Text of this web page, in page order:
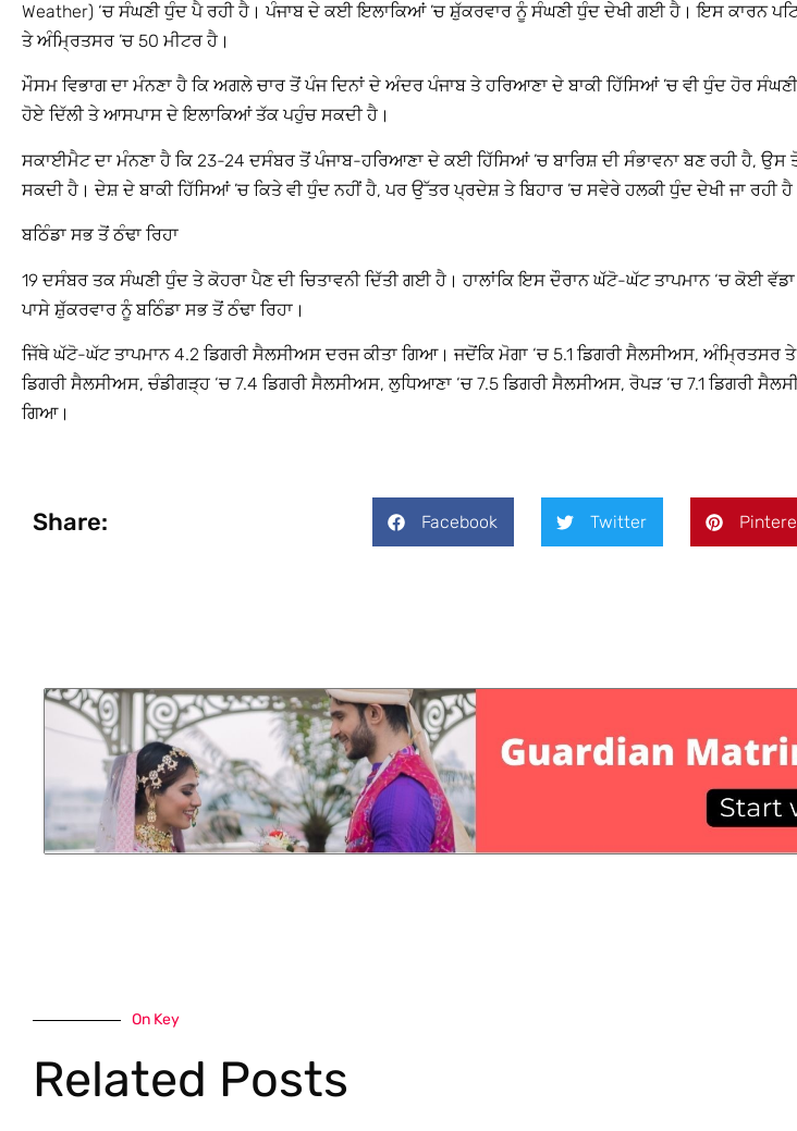
Weather) ‘ਚ ਸੰਘਣੀ ਧੁੰਦ ਪੈ ਰਹੀ ਹੈ। ਪੰਜਾਬ ਦੇ ਕਈ ਇਲਾਕਿਆਂ ’ਚ ਸ਼ੁੱਕਰਵਾਰ ਨੂੰ ਸੰਘਣੀ ਧੁੰਦ ਦੇਖੀ ਗਈ ਹੈ। ਇਸ ਕਾਰਨ
ਤੇ ਅੰਮ੍ਰਿਤਸਰ ’ਚ 50 ਮੀਟਰ ਹੈ।
ਮੌਸਮ ਵਿਭਾਗ ਦਾ ਮੰਨਣਾ ਹੈ ਕਿ ਅਗਲੇ ਚਾਰ ਤੋਂ ਪੰਜ ਦਿਨਾਂ ਦੇ ਅੰਦਰ ਪੰਜਾਬ ਤੇ ਹਰਿਆਣਾ ਦੇ ਬਾਕੀ ਹਿੱਸਿਆਂ ’ਚ ਵੀ ਧੁੰਦ ਹੋਰ
ਹੋਏ ਦਿੱਲੀ ਤੇ ਆਸਪਾਸ ਦੇ ਇਲਾਕਿਆਂ ਤੱਕ ਪਹੁੰਚ ਸਕਦੀ ਹੈ।
ਸਕਾਈਮੈਟ ਦਾ ਮੰਨਣਾ ਹੈ ਕਿ 23-24 ਦਸੰਬਰ ਤੋਂ ਪੰਜਾਬ-ਹਰਿਆਣਾ ਦੇ ਕਈ ਹਿੱਸਿਆਂ ’ਚ ਬਾਰਿਸ਼ ਦੀ ਸੰਭਾਵਨਾ ਬਣ ਰਹੀ ਹੈ, ਉਸ
ਸਕਦੀ ਹੈ। ਦੇਸ਼ ਦੇ ਬਾਕੀ ਹਿੱਸਿਆਂ ’ਚ ਕਿਤੇ ਵੀ ਧੁੰਦ ਨਹੀਂ ਹੈ, ਪਰ ਉੱਤਰ ਪ੍ਰਦੇਸ਼ ਤੇ ਬਿਹਾਰ ’ਚ ਸਵੇਰੇ ਹਲਕੀ ਧੁੰਦ ਦੇਖੀ ਜਾ ਰਹੀ
ਬਠਿੰਡਾ ਸਭ ਤੋਂ ਠੰਢਾ ਰਿਹਾ
19 ਦਸੰਬਰ ਤਕ ਸੰਘਣੀ ਧੁੰਦ ਤੇ ਕੋਹਰਾ ਪੈਣ ਦੀ ਚਿਤਾਵਨੀ ਦਿੱਤੀ ਗਈ ਹੈ। ਹਾਲਾਂਕਿ ਇਸ ਦੌਰਾਨ ਘੱਟੋ-ਘੱਟ ਤਾਪਮਾਨ ‘ਚ ਕੋਈ
ਪਾਸੇ ਸ਼ੁੱਕਰਵਾਰ ਨੂੰ ਬਠਿੰਡਾ ਸਭ ਤੋਂ ਠੰਢਾ ਰਿਹਾ।
ਜਿੱਥੇ ਘੱਟੋ-ਘੱਟ ਤਾਪਮਾਨ 4.2 ਡਿਗਰੀ ਸੈਲਸੀਅਸ ਦਰਜ ਕੀਤਾ ਗਿਆ। ਜਦੋਂਕਿ ਮੋਗਾ ‘ਚ 5.1 ਡਿਗਰੀ ਸੈਲਸੀਅਸ, ਅੰਮ੍ਰਿਤਸਰ
ਡਿਗਰੀ ਸੈਲਸੀਅਸ, ਚੰਡੀਗੜ੍ਹ ‘ਚ 7.4 ਡਿਗਰੀ ਸੈਲਸੀਅਸ, ਲੁਧਿਆਣਾ ‘ਚ 7.5 ਡਿਗਰੀ ਸੈਲਸੀਅਸ, ਰੋਪੜ ‘ਚ 7.1 ਡਿਗਰੀ
ਗਿਆ।
Share: Facebook Twitter
On Key
Related Posts